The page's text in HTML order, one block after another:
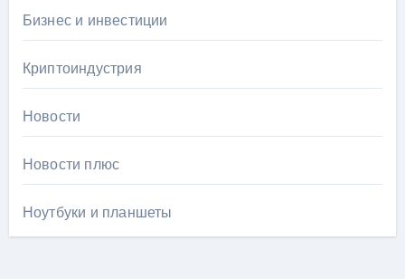
Бизнес и инвестиции
Криптоиндустрия
Новости
Новости плюс
Ноутбуки и планшеты